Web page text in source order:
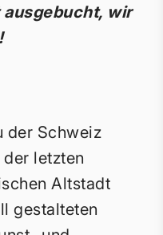
wir
der Schweiz
letzten
Altstadt
gestalteten